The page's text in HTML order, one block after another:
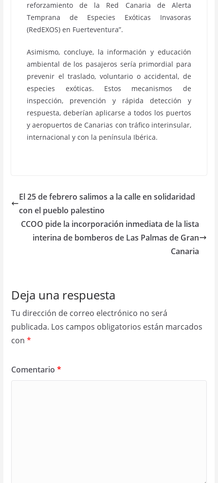
reforzamiento de la Red Canaria de Alerta
Temprana de Especies Exóticas Invasoras
(RedEXOS) en Fuerteventura”.
Asimismo, concluye, la información y educación
ambiental de los pasajeros sería primordial para
prevenir el traslado, voluntario o accidental, de
especies exóticas. Estos mecanismos de
inspección, prevención y rápida detección y
respuesta, deberían aplicarse a todos los puertos
y aeropuertos de Canarias con tráfico interinsular,
internacional y con la península Ibérica.
El 25 de febrero salimos a la calle en solidaridad
con el pueblo palestino
CCOO pide la incorporación inmediata de la lista
interina de bomberos de Las Palmas de Gran
Canaria
Deja una respuesta
Tu dirección de correo electrónico no será
publicada. Los campos obligatorios están marcados
con *
Comentario *